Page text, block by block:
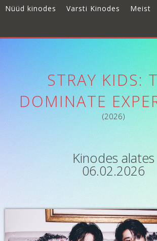
Nüüd kinodes Varsti Kinodes Meist
STRAY KIDS:
DOMINATE
(2026)
Kinodes alates
06.02.2026